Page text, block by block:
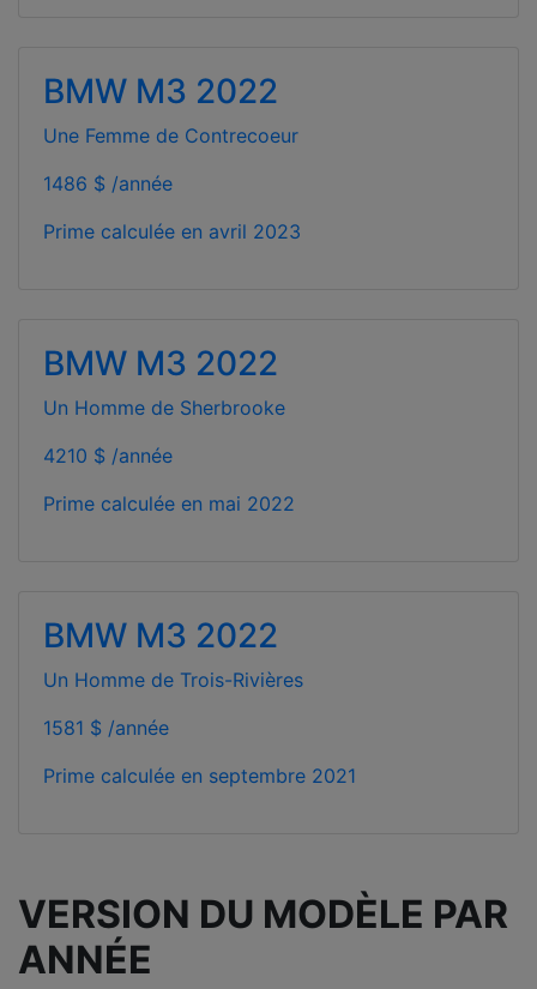
BMW M3 2022
Une Femme de Contrecoeur
1486 $ /année
Prime calculée en avril 2023
BMW M3 2022
Un Homme de Sherbrooke
4210 $ /année
Prime calculée en mai 2022
BMW M3 2022
Un Homme de Trois-Rivières
1581 $ /année
Prime calculée en septembre 2021
VERSION DU MODÈLE PAR
ANNÉE